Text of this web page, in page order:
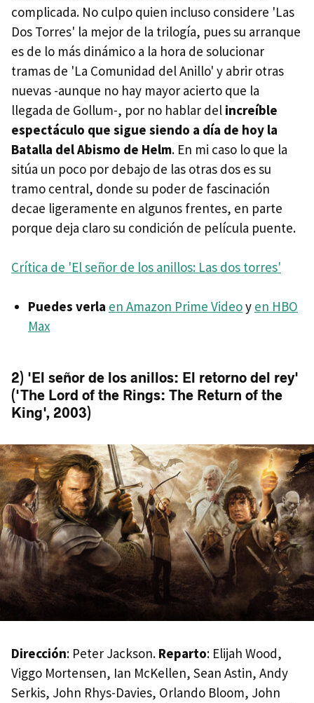
complicada. No culpo quien incluso considere 'Las
Dos Torres' la mejor de la trilogía, pues su arranque
es de lo más dinámico a la hora de solucionar
tramas de 'La Comunidad del Anillo' y abrir otras
nuevas -aunque no hay mayor acierto que la
llegada de Gollum-, por no hablar del increíble
espectáculo que sigue siendo a día de hoy la
Batalla del Abismo de Helm. En mi caso lo que la
sitúa un poco por debajo de las otras dos es su
tramo central, donde su poder de fascinación
decae ligeramente en algunos frentes, en parte
porque deja claro su condición de película puente.
Crítica de 'El señor de los anillos: Las dos torres'
Puedes verla en Amazon Prime Videoy en HBO
Max
2) 'El señor de los anillos: El retorno del rey'
('The Lord of the Rings: The Return of the
King', 2003)
Dirección: Peter Jackson. Reparto: Elijah Wood,
Viggo Mortensen, Ian McKellen, Sean Astin, Andy
Serkis, John Rhys-Davies, Orlando Bloom, John